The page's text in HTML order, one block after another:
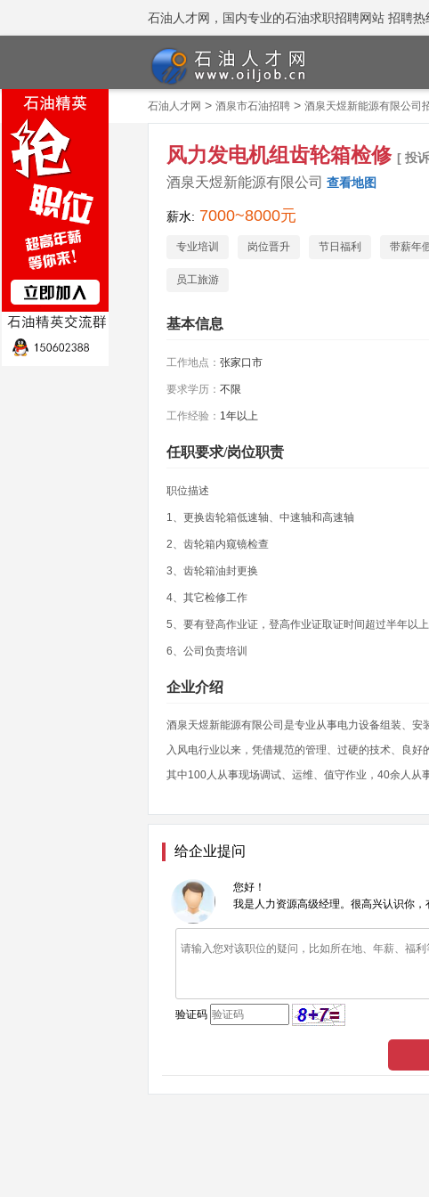
石油人才网，国内专业的石油求职招聘网站 招聘
石油人才网 > 酒泉市石油招聘> 酒泉天煜新能源有限公司
风力发电机组齿轮箱检修 [ 投
酒泉天煜新能源有限公司 查看地图
薪水: 7000~8000元
专业培训 岗位晋升 节日福利 带薪年
员工旅游
基本信息
工作地点： 张家口市
要求学历： 不限
工作经验： 1年以上
任职要求/岗位职责
职位描述
1、更换齿轮箱低速轴、中速轴和高速轴
2、齿轮箱内窥镜检查
3、齿轮箱油封更换
4、其它检修工作
5、要有登高作业证，登高作业证取证时间超过半年以上
6、公司负责培训
企业介绍
酒泉天煜新能源有限公司是专业从事电力设备组装、
入风电行业以来，凭借规范的管理、过硬的技术、良
其中100人从事现场调试、运维、值守作业，40余人从
给企业提问
您好！
我是人力资源高级经理。很高兴认识你，
验证码